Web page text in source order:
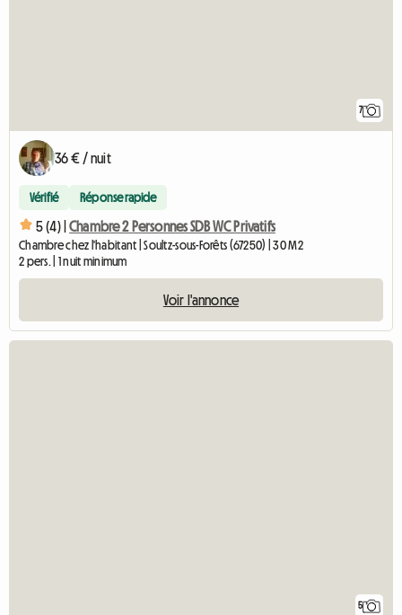
7
36 € / nuit
Vérifié Réponse rapide
5 (4) | Chambre 2 Personnes SDB WC Privatifs
Chambre chez l'habitant | Soultz-sous-Forêts (67250) | 30 M2
2 pers. | 1 nuit minimum
Voir l'annonce
5